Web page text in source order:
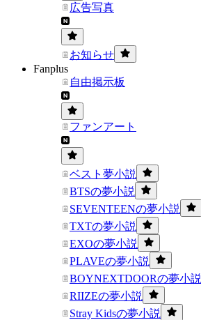
広告写真
お知らせ
Fanplus
自由掲示板
ファンアート
ベスト夢小説
BTSの夢小説
SEVENTEENの夢小説
TXTの夢小説
EXOの夢小説
PLAVEの夢小説
BOYNEXTDOORの夢小説
RIIZEの夢小説
Stray Kidsの夢小説